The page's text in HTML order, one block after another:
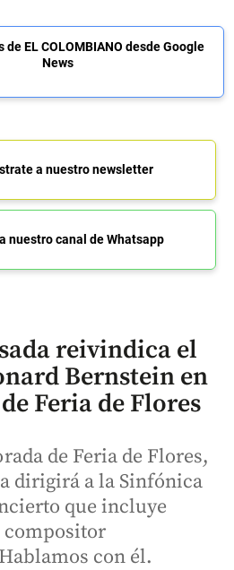
EL COLOMBIANO desde Google
News
a nuestro newsletter
nuestro canal de Whatsapp
reivindica el
Bernstein en
Feria de Flores
de Feria de Flores,
dirigirá a la Sinfónica
que incluye
compositor
con él.